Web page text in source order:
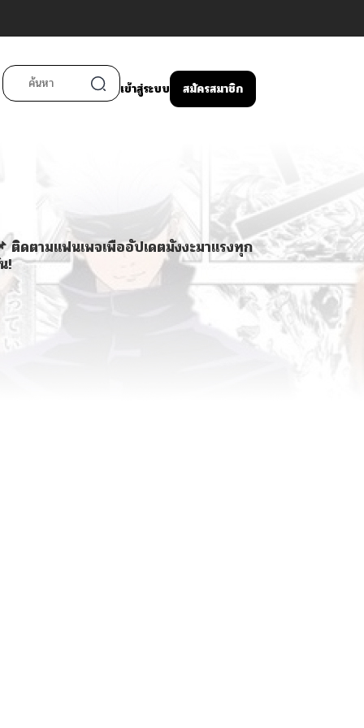
เข้าสู่ระบบ สมัครสมาชิก
ติดตามแฟนเพจเพื่ออัปเดตมังงะมาแรงทุก
!